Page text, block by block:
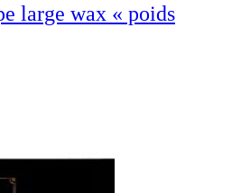
large wax « poids